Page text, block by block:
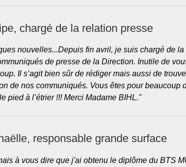
chargé de la relation presse
nouvelles...Depuis fin avril, je suis chargé de
de presse de la Direction. Inutile de
Il s’agit bien sûr de rédiger mais aussi de
de nos communiqués. Vous êtes pour beaucoup
pied à l’étrier !!! Merci Madame BIHL."
responsable grande surface
à vous dire que j'ai obtenu le diplôme du BTS